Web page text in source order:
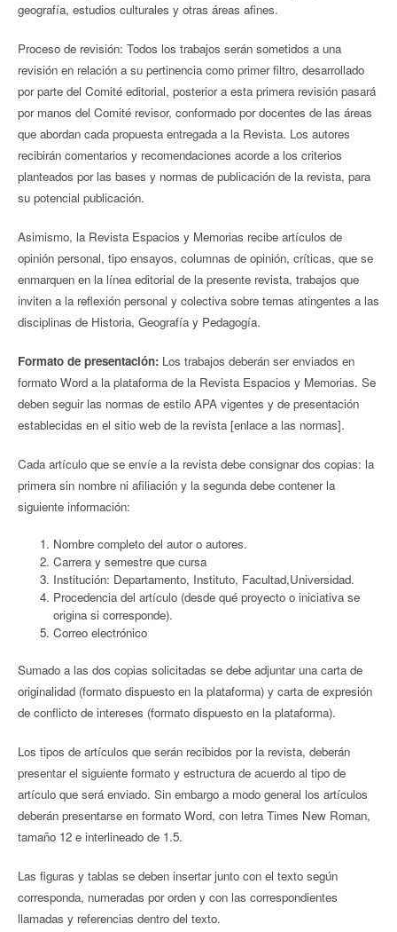
geografía, estudios culturales y otras áreas afines.
Proceso de revisión: Todos los trabajos serán sometidos a una
revisión en relación a su pertinencia como primer filtro, desarrollado
por parte del Comité editorial, posterior a esta primera revisión pasará
por manos del Comité revisor, conformado por docentes de las áreas
que abordan cada propuesta entregada a la Revista. Los autores
recibirán comentarios y recomendaciones acorde a los criterios
planteados por las bases y normas de publicación de la revista, para
su potencial publicación.
Asimismo, la Revista Espacios y Memorias recibe artículos de
opinión personal, tipo ensayos, columnas de opinión, críticas, que se
enmarquen en la línea editorial de la presente revista, trabajos que
inviten a la reflexión personal y colectiva sobre temas atingentes a las
disciplinas de Historia, Geografía y Pedagogía.
Formato de presentación:Los trabajos deberán ser enviados en
formato Word a la plataforma de la Revista Espacios y Memorias. Se
deben seguir las normas de estilo APA vigentes y de presentación
establecidas en el sitio web de la revista [enlace a las normas].
Cada artículo que se envíe a la revista debe consignar dos copias: la
primera sin nombre ni afiliación y la segunda debe contener la
siguiente información:
Nombre completo del autor o autores.
Carrera y semestre que cursa
Institución: Departamento, Instituto, Facultad,Universidad.
Procedencia del artículo (desde qué proyecto o iniciativa se
origina si corresponde).
Correo electrónico
Sumado a las dos copias solicitadas se debe adjuntar una carta de
originalidad (formato dispuesto en la plataforma) y carta de expresión
de conflicto de intereses (formato dispuesto en la plataforma).
Los tipos de artículos que serán recibidos por la revista, deberán
presentar el siguiente formato y estructura de acuerdo al tipo de
artículo que será enviado. Sin embargo a modo general los artículos
deberán presentarse en formato Word, con letra Times New Roman,
tamaño 12 e interlineado de 1.5.
Las figuras y tablas se deben insertar junto con el texto según
corresponda, numeradas por orden y con las correspondientes
llamadas y referencias dentro del texto.